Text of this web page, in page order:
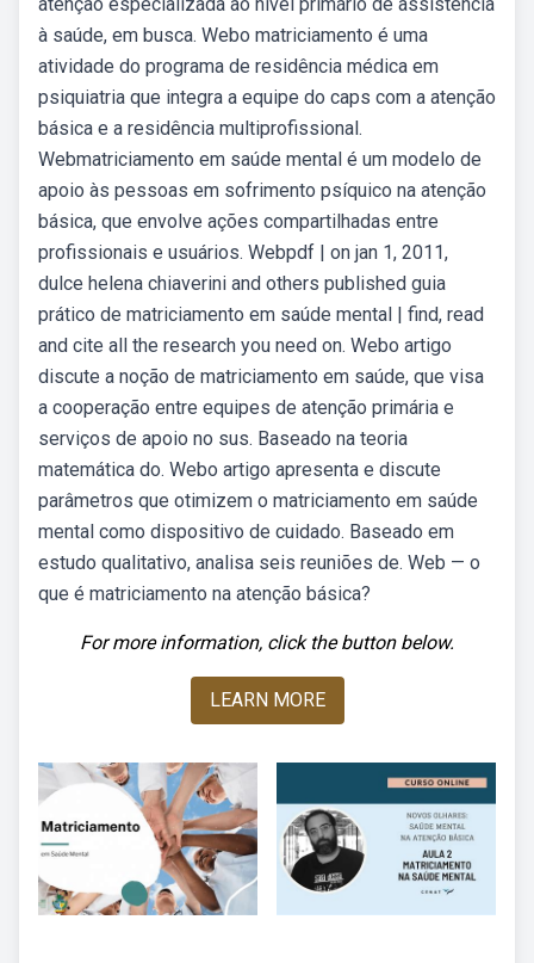
à saúde, em busca. Webo matriciamento é uma
atividade do programa de residência médica em
psiquiatria que integra a equipe do caps com a atenção
básica e a residência multiprofissional.
Webmatriciamento em saúde mental é um modelo de
apoio às pessoas em sofrimento psíquico na atenção
básica, que envolve ações compartilhadas entre
profissionais e usuários. Webpdf | on jan 1, 2011,
dulce helena chiaverini and others published guia
prático de matriciamento em saúde mental | find, read
and cite all the research you need on. Webo artigo
discute a noção de matriciamento em saúde, que visa
a cooperação entre equipes de atenção primária e
serviços de apoio no sus. Baseado na teoria
matemática do. Webo artigo apresenta e discute
parâmetros que otimizem o matriciamento em saúde
mental como dispositivo de cuidado. Baseado em
estudo qualitativo, analisa seis reuniões de. Web — o
que é matriciamento na atenção básica?
For more information, click the button below.
LEARN MORE